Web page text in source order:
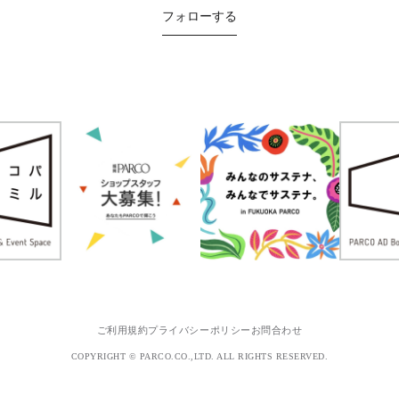
フォローする
ご利用規約プライバシーポリシー お問合わせ
COPYRIGHT © PARCO.CO.,LTD. ALL RIGHTS RESERVED.